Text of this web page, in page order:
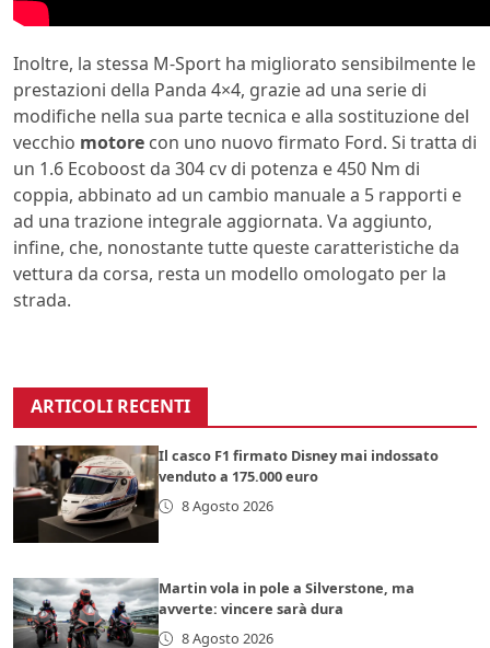
Inoltre, la stessa M-Sport ha migliorato sensibilmente le
prestazioni della Panda 4×4, grazie ad una serie di
modifiche nella sua parte tecnica e alla sostituzione del
vecchio motore con uno nuovo firmato Ford. Si tratta di
un 1.6 Ecoboost da 304 cv di potenza e 450 Nm di
coppia, abbinato ad un cambio manuale a 5 rapporti e
ad una trazione integrale aggiornata. Va aggiunto,
infine, che, nonostante tutte queste caratteristiche da
vettura da corsa, resta un modello omologato per la
strada.
ARTICOLI RECENTI
Il casco F1 firmato Disney mai indossato
venduto a 175.000 euro
8 Agosto 2026
Martin vola in pole a Silverstone, ma
avverte: vincere sarà dura
8 Agosto 2026